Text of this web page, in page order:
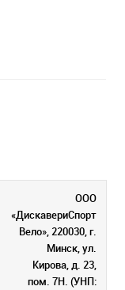
ООО
«ДискавериСпорт
Вело», 220030, г.
Минск, ул.
Кирова, д. 23,
пом. 7Н. (УНП: